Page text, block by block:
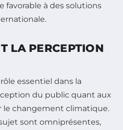
favorable à des solutions
LA PERCEPTION
essentiel dans la
du public quant aux
le changement climatique.
sont omniprésentes,